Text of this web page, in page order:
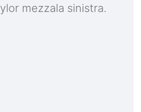
mezzala sinistra.